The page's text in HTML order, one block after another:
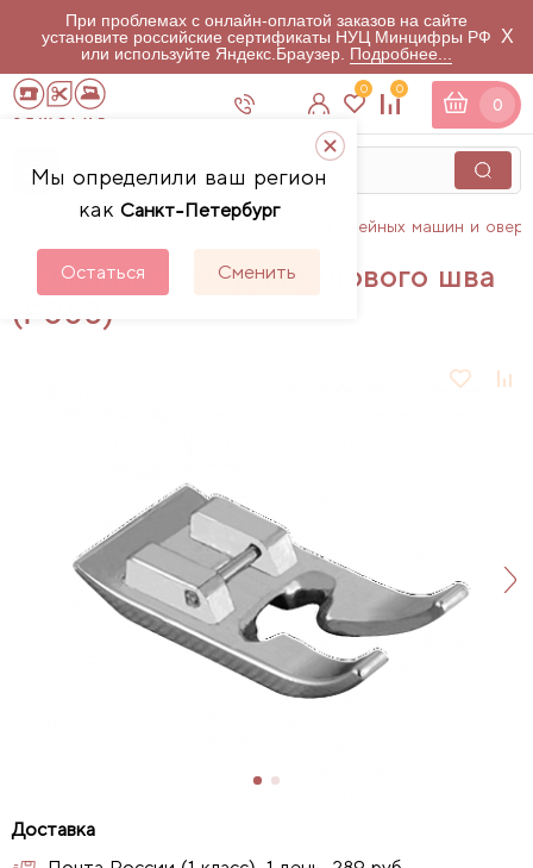
При проблемах с онлайн-оплатой заказов на сайте
установите российские сертификаты НУЦ Минцифры РФ
или используйте Яндекс.Браузер. Подробнее...
X
Мы определили ваш регион
как Санкт-Петербург
Остаться Сменить
0 0
0
Аксессуары для швейных машин и
Лапка Brother для узлового шва
(F068)